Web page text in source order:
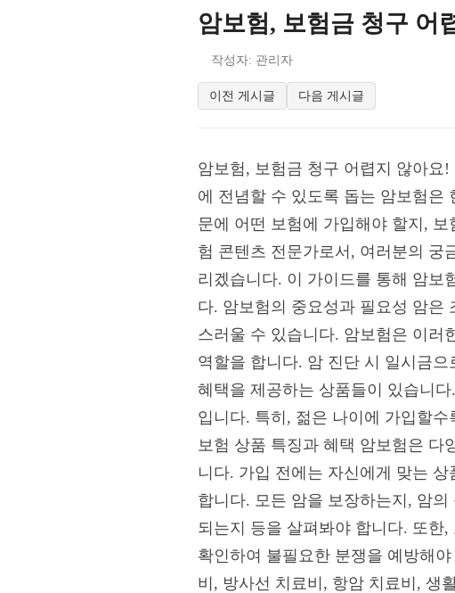
암보험, 보험금 청구 어
작성자: 관리자
이전 게시글 다음 게시글
암보험, 보험금 청구 어렵지 않아요
에 전념할 수 있도록 돕는 암보험은
문에 어떤 보험에 가입해야 할지,
험 콘텐츠 전문가로서, 여러분의 궁
리겠습니다. 이 가이드를 통해 암보
다. 암보험의 중요성과 필요성 암은
스러울 수 있습니다. 암보험은 이러
역할을 합니다. 암 진단 시 일시금
혜택을 제공하는 상품들이 있습니
입니다. 특히, 젊은 나이에 가입할
보험 상품 특징과 혜택 암보험은 다
니다. 가입 전에는 자신에게 맞는
합니다. 모든 암을 보장하는지, 암
되는지 등을 살펴봐야 합니다. 또한
확인하여 불필요한 분쟁을 예방해
비, 방사선 치료비, 항암 치료비, 생